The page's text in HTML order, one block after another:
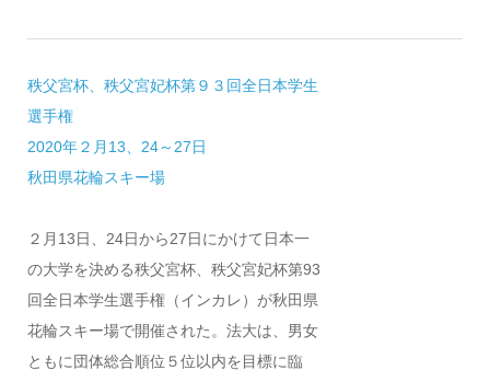
秩父宮杯、秩父宮妃杯第９３回全日本学生
選手権
2020年２月13、24～27日
秋田県花輪スキー場
２月13日、24日から27日にかけて日本一
の大学を決める秩父宮杯、秩父宮妃杯第93
回全日本学生選手権（インカレ）が秋田県
花輪スキー場で開催された。法大は、男女
ともに団体総合順位５位以内を目標に臨